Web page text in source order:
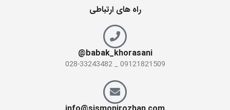
راه های ارتباطی
babak_khorasani@
09121821509 _ 028-33243482